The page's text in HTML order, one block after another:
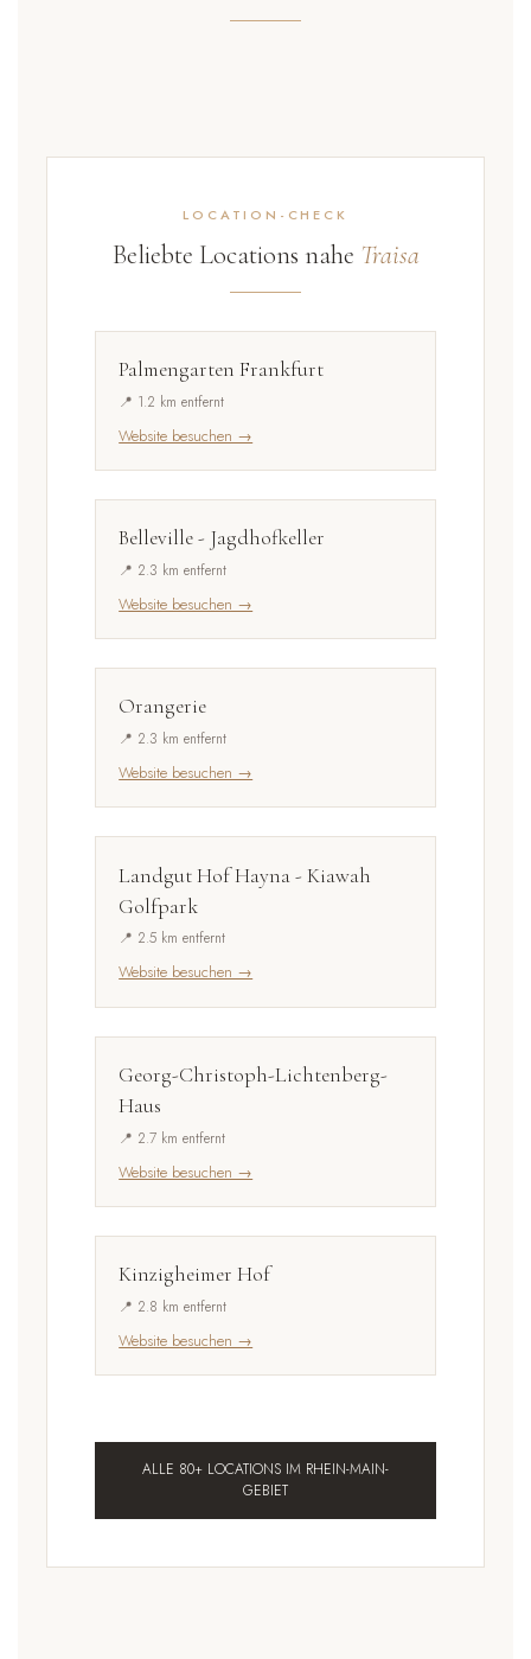
LOCATION-CHECK
Beliebte Locations nahe Traisa
Palmengarten Frankfurt
📍 1.2 km entfernt
Website besuchen →
Belleville - Jagdhofkeller
📍 2.3 km entfernt
Website besuchen →
Orangerie
📍 2.3 km entfernt
Website besuchen →
Landgut Hof Hayna - Kiawah
Golfpark
📍 2.5 km entfernt
Website besuchen →
Georg-Christoph-Lichtenberg-
Haus
📍 2.7 km entfernt
Website besuchen →
Kinzigheimer Hof
📍 2.8 km entfernt
Website besuchen →
ALLE 80+ LOCATIONS IM RHEIN-MAIN-
GEBIET